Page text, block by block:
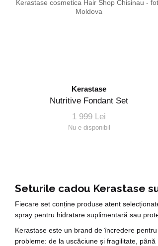
Seturile cadou Kerastase
Fiecare set conține produse atent
spray pentru hidratare suplimentară sau
Kerastase este un brand de încredere
probleme: de la uscăciune și fragilitate,
Kerastase
Nutritive Fondant Set
1 999 Lei
Nu e disponibil